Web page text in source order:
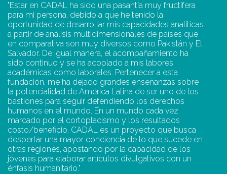
"Estar en CADAL ha sido una pasantía muy fructífera
para mi persona, debido a que he tenido la
oportunidad de desarrollar mis capacidades analíticas
a partir de análisis multidimensionales de países que
en comparativa son muy diversos como Pakistán y El
Salvador. De igual manera, el acompañamiento ha
sido continuo y se ha acoplado a mis labores
académicas como laborales. Pertenecer a esta
fundación, me ha dejado grandes enseñanzas sobre
la potencialidad de América Latina de ser uno de los
bastiones para seguir defendiendo los derechos
humanos en el mundo. En un mundo cada vez
marcado por el cortoplacismo y los resultados
costo/beneficio, CADAL es un proyecto que busca
despertar una mayor conciencia de lo que sucede en
otras regiones, apostando por la capacidad de los
jóvenes para elaborar artículos divulgativos con un
énfasis humanitario."